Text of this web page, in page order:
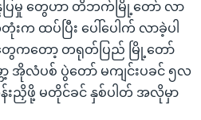
က်များ
ပြမှု တွေဟာ တိဘက်မြို့တော် လာ
က ထပ်ပြီး ပေါ်ပေါက် လာခဲ့ပါ
ေကတော့ တရုတ်ပြည် မြို့တော်
ာ့ အိုလံပစ် ပွဲတော် မကျင်းပခင် ၅လ
ညှိဖို့ မတိုင်ခင် နှစ်ပါတ် အလိုမှာ